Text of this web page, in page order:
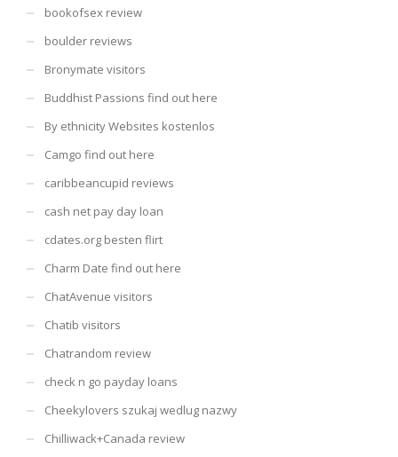
bookofsex review
boulder reviews
Bronymate visitors
Buddhist Passions find out here
By ethnicity Websites kostenlos
Camgo find out here
caribbeancupid reviews
cash net pay day loan
cdates.org besten flirt
Charm Date find out here
ChatAvenue visitors
Chatib visitors
Chatrandom review
check n go payday loans
Cheekylovers szukaj wedlug nazwy
Chilliwack+Canada review